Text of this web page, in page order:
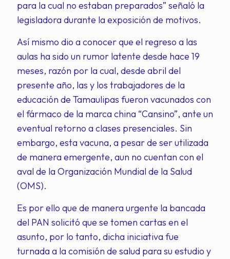
para la cual no estaban preparados” señaló la
legisladora durante la exposición de motivos.
Así mismo dio a conocer que el regreso a las
aulas ha sido un rumor latente desde hace 19
meses, razón por la cual, desde abril del
presente año, las y los trabajadores de la
educación de Tamaulipas fueron vacunados con
el fármaco de la marca china “Cansino”, ante un
eventual retorno a clases presenciales. Sin
embargo, esta vacuna, a pesar de ser utilizada
de manera emergente, aun no cuentan con el
aval de la Organización Mundial de la Salud
(OMS).
Es por ello que de manera urgente la bancada
del PAN solicitó que se tomen cartas en el
asunto, por lo tanto, dicha iniciativa fue
turnada a la comisión de salud para su estudio y